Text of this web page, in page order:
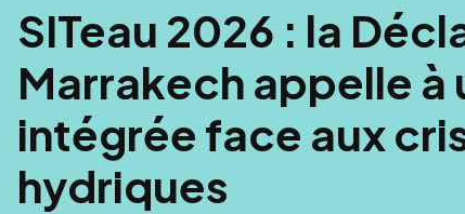
Gestion
Eau
SITeau 2026 : la
Marrakech appelle à
intégrée face aux
hydriques